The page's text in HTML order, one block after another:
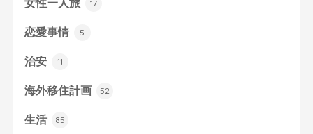
女性一人旅 17
恋愛事情 5
治安 11
海外移住計画 52
生活 85